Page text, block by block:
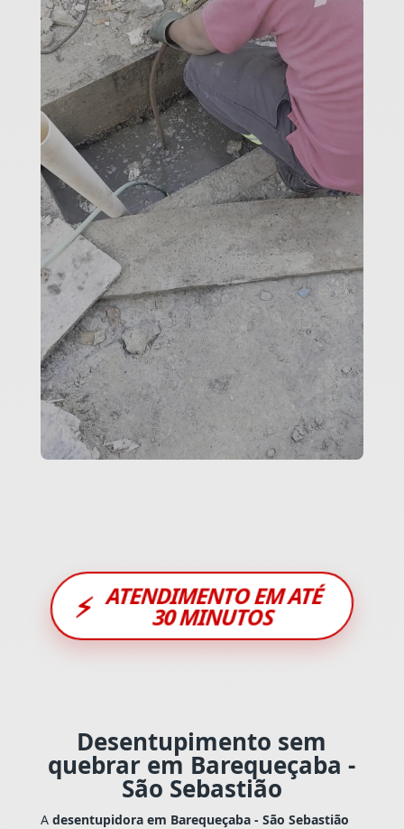
⚡ ATENDIMENTO EM ATÉ
30 MINUTOS
Desentupimento sem
quebrar em Barequeçaba -
São Sebastião
A desentupidora em Barequeçaba - São Sebastião